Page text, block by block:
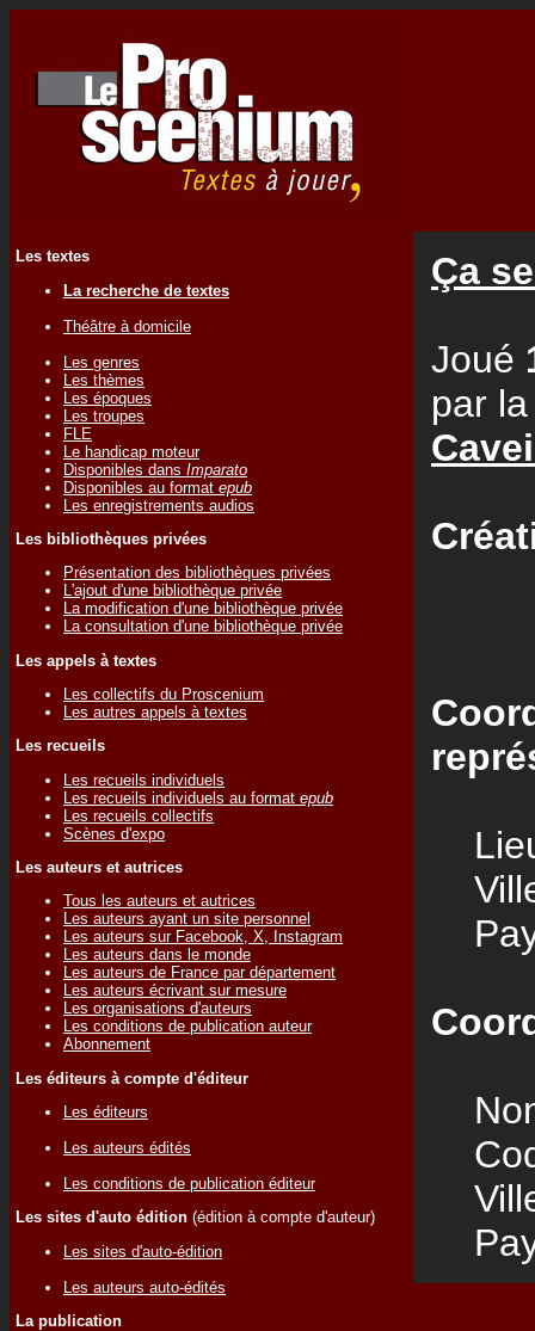
Les textes
La recherche de textes
Théâtre à domicile
Les genres
Les thèmes
Les époques
Les troupes
FLE
Le handicap moteur
Disponibles dans Imparato
Disponibles au format epub
Les enregistrements audios
Les bibliothèques privées
Présentation des bibliothèques privées
L'ajout d'une bibliothèque privée
La modification d'une bibliothèque privée
La consultation d'une bibliothèque privée
Les appels à textes
Les collectifs du Proscenium
Les autres appels à textes
Les recueils
Les recueils individuels
Les recueils individuels au format epub
Les recueils collectifs
Scènes d'expo
Les auteurs et autrices
Tous les auteurs et autrices
Les auteurs ayant un site personnel
Les auteurs sur Facebook, X, Instagram
Les auteurs dans le monde
Les auteurs de France par département
Les auteurs écrivant sur mesure
Les organisations d'auteurs
Les conditions de publication auteur
Abonnement
Les éditeurs à compte d'éditeur
Les éditeurs
Les auteurs édités
Les conditions de publication éditeur
Les sites d'auto édition (édition à compte d'auteur)
Les sites d'auto-édition
Les auteurs auto-édités
La publication
Ça
Joué
par